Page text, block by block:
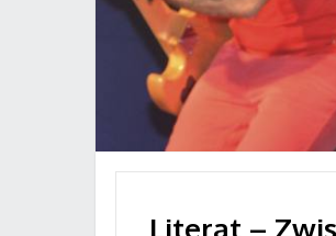
Literat –